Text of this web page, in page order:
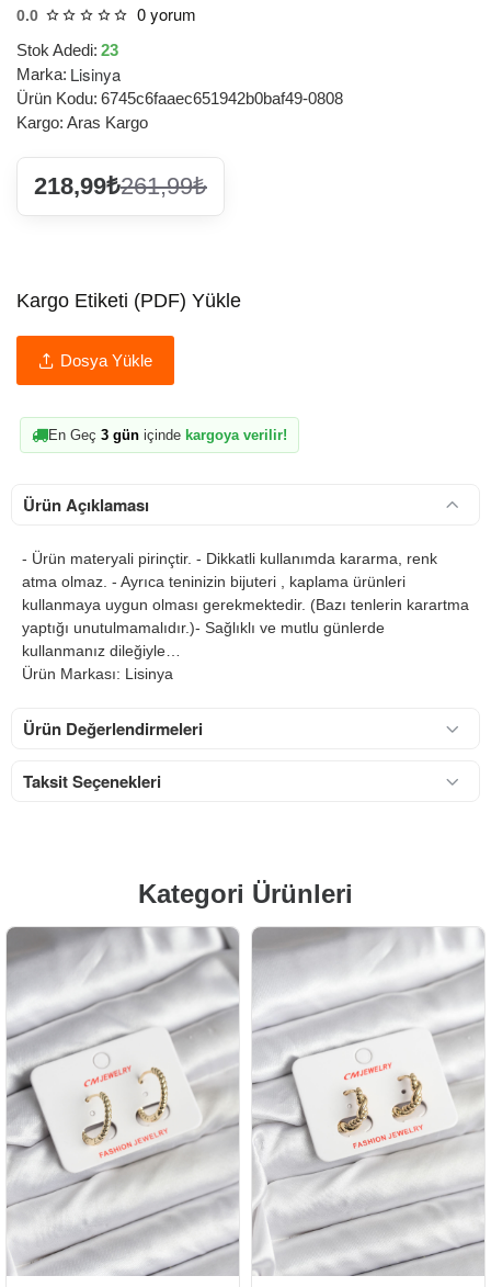
0.0 0 yorum
Stok Adedi: 23
Marka: Lisinya
Ürün Kodu: 6745c6faaec651942b0baf49-0808
Kargo: Aras Kargo
218,99₺261,99₺
Kargo Etiketi (PDF) Yükle
Dosya Yükle
En Geç 3 gün içinde kargoya verilir!
Ürün Açıklaması
- Ürün materyali pirinçtir. - Dikkatli kullanımda kararma, renk
atma olmaz. - Ayrıca teninizin bijuteri , kaplama ürünleri
kullanmaya uygun olması gerekmektedir. (Bazı tenlerin karartma
yaptığı unutulmamalıdır.)- Sağlıklı ve mutlu günlerde
kullanmanız dileğiyle…
Ürün Markası: Lisinya
Ürün Değerlendirmeleri
Taksit Seçenekleri
Kategori Ürünleri